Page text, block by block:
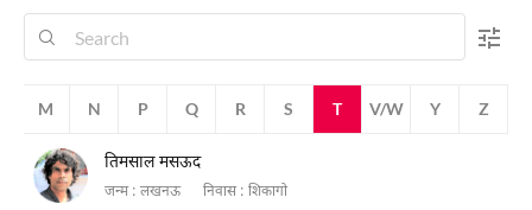
M N P Q R S T V/W Y Z
तिमसाल मसऊद
जन्म : लखनऊ निवास : शिकागो